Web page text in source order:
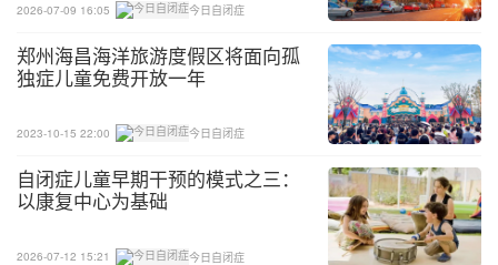
2026-07-09 16:05 今日自闭症
郑州海昌海洋旅游度假区将面向孤
独症儿童免费开放一年
2023-10-15 22:00 今日自闭症
自闭症儿童早期干预的模式之三：
以康复中心为基础
2026-07-12 15:21 今日自闭症